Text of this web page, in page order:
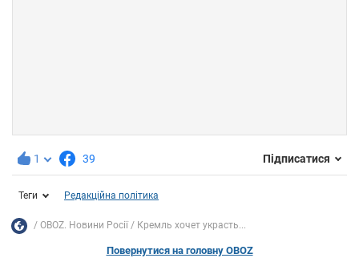
1 39 Підписатися
Теги Редакційна політика
OBOZ. Новини Росії Кремль хочет украсть...
Повернутися на головну OBOZ